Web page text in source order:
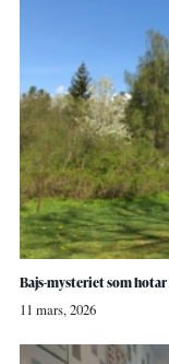
Bajs-mysteriet som
11 mars, 2026